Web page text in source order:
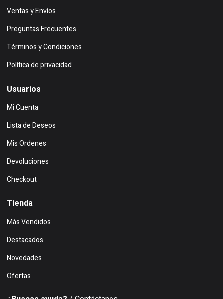
Ventas y Envíos
Preguntas Frecuentes
Términos y Condiciones
Política de privacidad
Usuarios
Mi Cuenta
Lista de Deseos
Mis Ordenes
Devoluciones
Checkout
Tienda
Más Vendidos
Destacados
Novedades
Ofertas